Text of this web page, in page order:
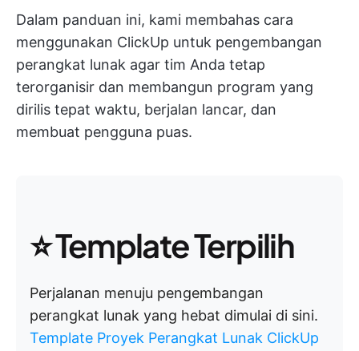
Dalam panduan ini, kami membahas cara
menggunakan ClickUp untuk pengembangan
perangkat lunak agar tim Anda tetap
terorganisir dan membangun program yang
dirilis tepat waktu, berjalan lancar, dan
membuat pengguna puas.
⭐ Template Terpilih
Perjalanan menuju pengembangan
perangkat lunak yang hebat dimulai di sini.
Template Proyek Perangkat Lunak ClickUp